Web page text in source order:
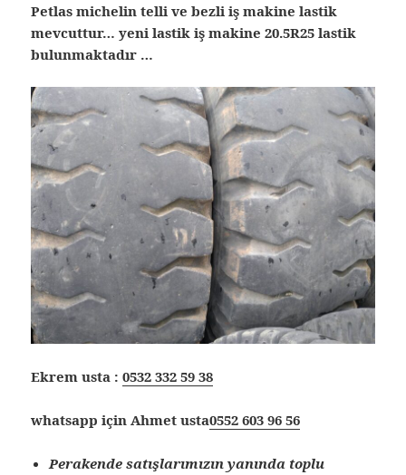
Petlas michelin telli ve bezli iş makine lastik
mevcuttur… yeni lastik iş makine 20.5R25 lastik
bulunmaktadır …
Ekrem usta :0532 332 59 38
whatsapp için Ahmet usta0552 603 96 56
Perakende satışlarımızın yanında toplu